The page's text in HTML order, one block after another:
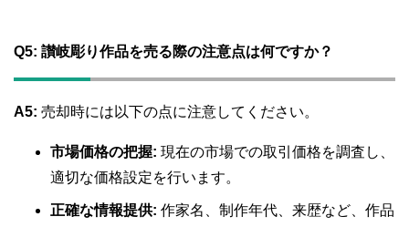
Q5: 讃岐彫り作品を売る際の注意点は何ですか？
A5: 売却時には以下の点に注意してください。
市場価格の把握: 現在の市場での取引価格を調査し、
適切な価格設定を行います。
正確な情報提供: 作家名、制作年代、来歴など、作品